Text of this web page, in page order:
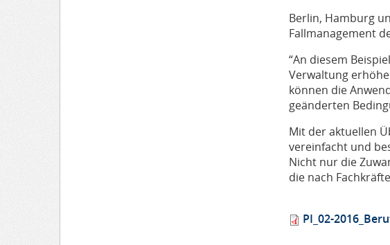
Berlin, Hamburg
Fallmanagement
“An diesem
Verwaltung
können die
geänderten
Mit der aktuellen
vereinfacht und
Nicht nur die
die nach
PI_02-